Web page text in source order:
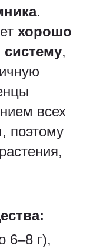
.
хорошо
,
всех
поэтому
6–8 г),